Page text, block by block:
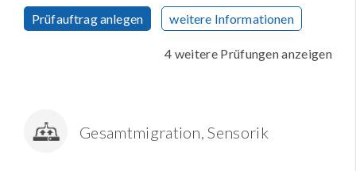
Prüfauftrag anlegen weitere Informationen
4 weitere Prüfungen anzeigen
Gesamtmigration, Sensorik